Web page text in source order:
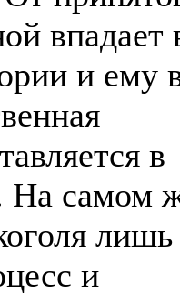
впадает
и ему
в
На самом
лишь
и